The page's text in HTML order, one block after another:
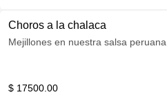
Choros a la chalaca
Mejillones en nuestra salsa peruana.
$ 17500.00